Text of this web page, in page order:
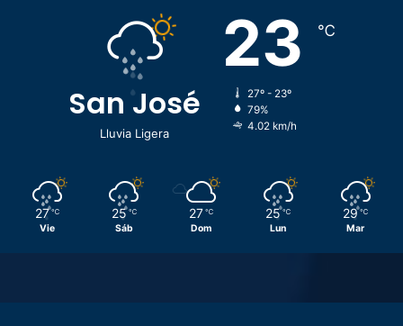
San José
Lluvia Ligera
23 ℃
27º - 23º
79%
4.02 km/h
27 ℃
Vie
25 ℃
Sáb
27 ℃
Dom
25 ℃
Lun
29 ℃
Mar